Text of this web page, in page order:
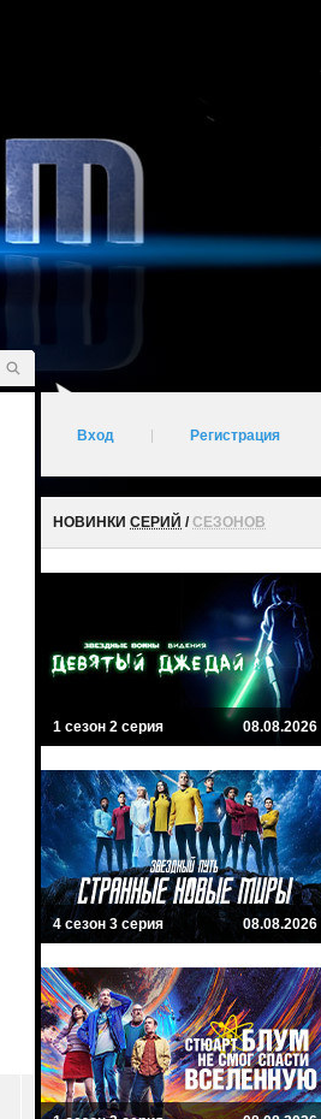
Вход Регистрация
НОВИНКИ СЕРИЙ /СЕЗОНОВ
1 сезон 2 серия 08.08.2026
4 сезон 3 серия 08.08.2026